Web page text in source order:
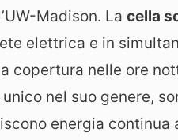
Madison. La cella
elettrica e in
copertura nelle ore
nel suo genere,
energia continua